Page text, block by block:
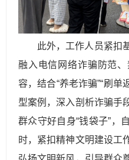
此外，工作人员紧扣
融入电信网络诈骗防范
容，结合“养老诈骗”“刷单
型案例，深入剖析诈骗手
群众守好自身“钱袋子”，
时，紧扣精神文明建设工